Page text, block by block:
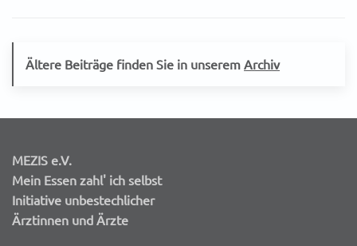
Ältere Beiträge finden Sie in unserem Archiv
MEZIS e.V.
Mein Essen zahl' ich selbst
Initiative unbestechlicher
Ärztinnen und Ärzte